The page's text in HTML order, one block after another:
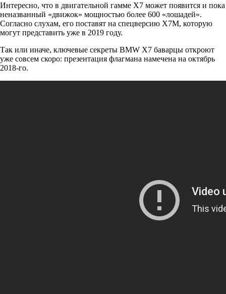
Интересно, что в двигательной гамме X7 может появится и пока
неназванный «движок» мощностью более 600 «лошадей».
Согласно слухам, его поставят на спецверсию X7M, которую
могут представить уже в 2019 году.
Так или иначе, ключевые секреты BMW X7 баварцы откроют
уже совсем скоро: презентация флагмана намечена на октябрь
2018-го.